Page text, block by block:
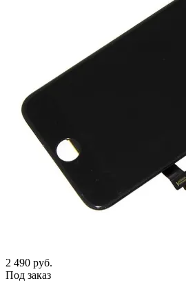
2 490 руб.
Под заказ